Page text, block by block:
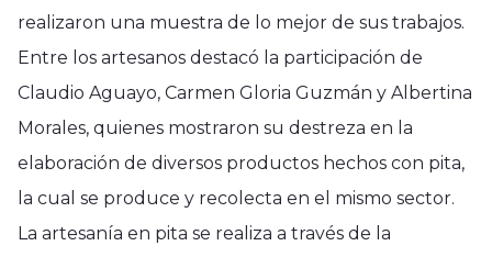
realizaron una muestra de lo mejor de sus trabajos.
Entre los artesanos destacó la participación de
Claudio Aguayo, Carmen Gloria Guzmán y Albertina
Morales, quienes mostraron su destreza en la
elaboración de diversos productos hechos con pita,
la cual se produce y recolecta en el mismo sector.
La artesanía en pita se realiza a través de la